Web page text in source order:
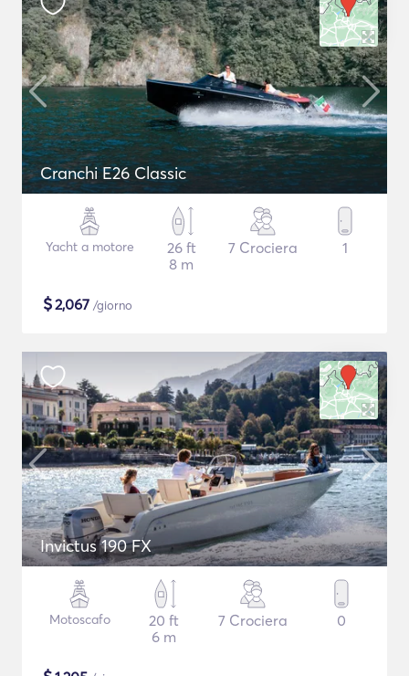
Cranchi E26 Classic
Yacht a motore
26 ft
8 m
7 Crociera 1
$2,067 /giorno
Invictus 190 FX
Motoscafo
20 ft
6 m
7 Crociera 0